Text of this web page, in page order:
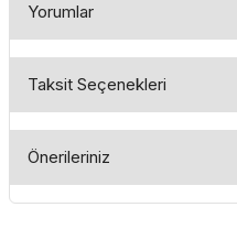
Yorumlar
Taksit Seçenekleri
Önerileriniz